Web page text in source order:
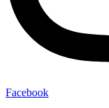
Facebook